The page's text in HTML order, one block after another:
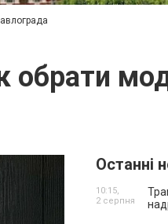
обрати
Останні
10:15,
2 серпня